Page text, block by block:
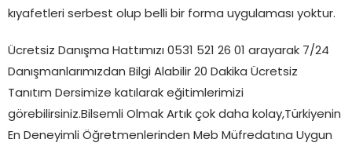
kıyafetleri serbest olup belli bir forma uygulaması yoktur.
Ücretsiz Danışma Hattımızı 0531 521 26 01 arayarak 7/24
Danışmanlarımızdan Bilgi Alabilir 20 Dakika Ücretsiz
Tanıtım Dersimize katılarak eğitimlerimizi
görebilirsiniz.Bilsemli Olmak Artık çok daha kolay,Türkiyenin
En Deneyimli Öğretmenlerinden Meb Müfredatına Uygun